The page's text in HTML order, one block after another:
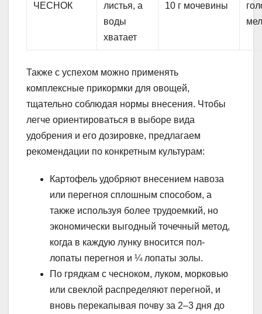
ЧЕСНОК
листья, а
воды
хватает
10 г мочевины
Также с успехом можно применять
комплексные прикормки для овощей,
тщательно соблюдая нормы внесения. Чтобы
легче ориентироваться в выборе вида
удобрения и его дозировке, предлагаем
рекомендации по конкретным культурам:
Картофель удобряют внесением навоза
или перегноя сплошным способом, а
также используя более трудоемкий, но
экономически выгодный точечный метод,
когда в каждую лунку вносится пол-
лопаты перегноя и ¼ лопаты золы.
По грядкам с чесноком, луком, морковью
или свеклой распределяют перегной, и
вновь перекапывая почву за 2–3 дня до